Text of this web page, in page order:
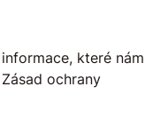
které nám
Zásad ochrany